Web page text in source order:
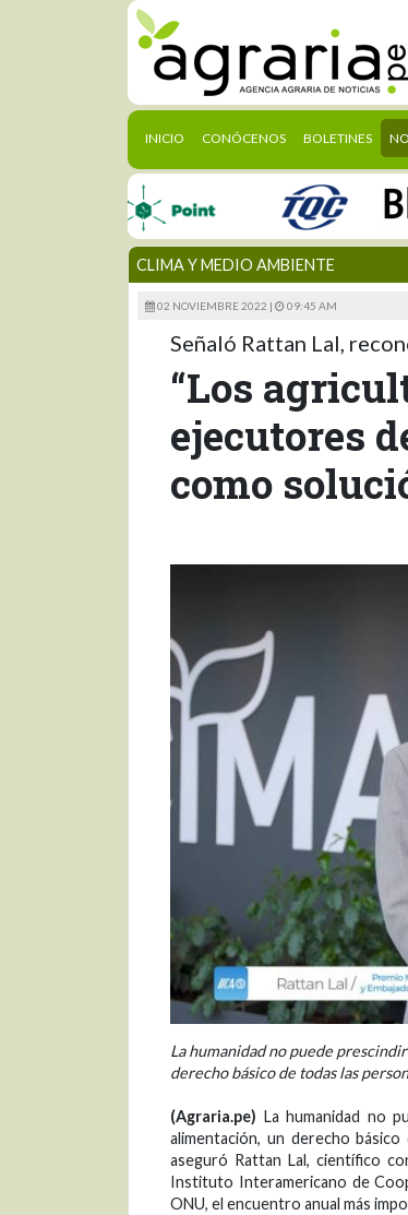
INICIO (CURRENT)
CONÓCENOS BOLETINES
CLIMA Y MEDIO AMBIENTE
02 NOVIEMBRE 2022 | 09:45 AM
Señaló Rattan Lal,
“Los
ejecutores
como
La humanidad no puede
derecho básico de todas las
(Agraria.pe) La humanidad no
alimentación, un derecho
aseguró Rattan Lal, científico
Instituto Interamericano de
ONU, el encuentro anual más